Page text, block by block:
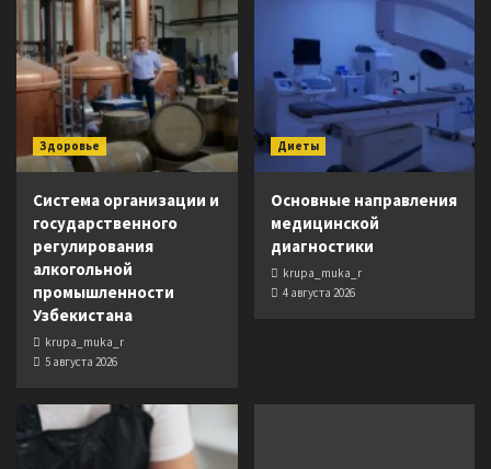
Здоровье
Система организации и
государственного
регулирования
алкогольной
промышленности
Узбекистана
krupa_muka_r
5 августа 2026
Диеты
Основные направления
медицинской
диагностики
krupa_muka_r
4 августа 2026